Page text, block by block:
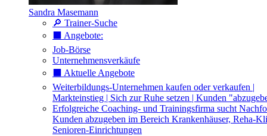
Sandra Masemann
🔎 Trainer-Suche
⬛️ Angebote:
Job-Börse
Unternehmensverkäufe
⬛️ Aktuelle Angebote
Weiterbildungs-Unternehmen kaufen oder verkaufen |
Markteinstieg | Sich zur Ruhe setzen | Kunden
Erfolgreiche Coaching- und Trainingsfirma sucht
Kunden abzugeben im Bereich Krankenhäuser, Reha-
Senioren-Einrichtungen